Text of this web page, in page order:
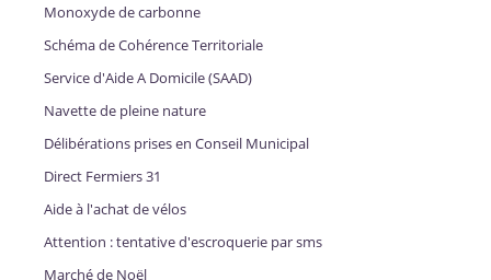
Monoxyde de carbonne
Schéma de Cohérence Territoriale
Service d'Aide A Domicile (SAAD)
Navette de pleine nature
Délibérations prises en Conseil Municipal
Direct Fermiers 31
Aide à l'achat de vélos
Attention : tentative d'escroquerie par sms
Marché de Noël